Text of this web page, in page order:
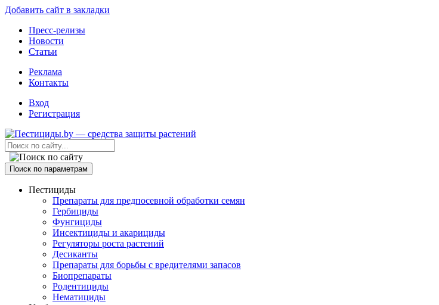
Добавить сайт в закладки
Пресс-релизы
Новости
Статьи
Реклама
Контакты
Вход
Регистрация
Поиск по параметрам
Пестициды
Препараты для предпосевной обработки семян
Гербициды
Фунгициды
Инсектициды и акарициды
Регуляторы роста растений
Десиканты
Препараты для борьбы с вредителями запасов
Биопрепараты
Родентициды
Нематициды